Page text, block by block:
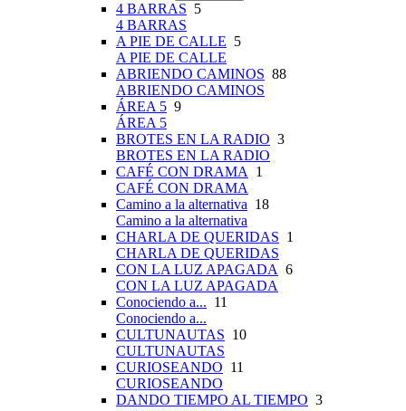
4 BARRAS 5
4 BARRAS
A PIE DE CALLE 5
A PIE DE CALLE
ABRIENDO CAMINOS 88
ABRIENDO CAMINOS
ÁREA 5 9
ÁREA 5
BROTES EN LA RADIO 3
BROTES EN LA RADIO
CAFÉ CON DRAMA 1
CAFÉ CON DRAMA
Camino a la alternativa 18
Camino a la alternativa
CHARLA DE QUERIDAS 1
CHARLA DE QUERIDAS
CON LA LUZ APAGADA 6
CON LA LUZ APAGADA
Conociendo a... 11
Conociendo a...
CULTUNAUTAS 10
CULTUNAUTAS
CURIOSEANDO 11
CURIOSEANDO
DANDO TIEMPO AL TIEMPO 3